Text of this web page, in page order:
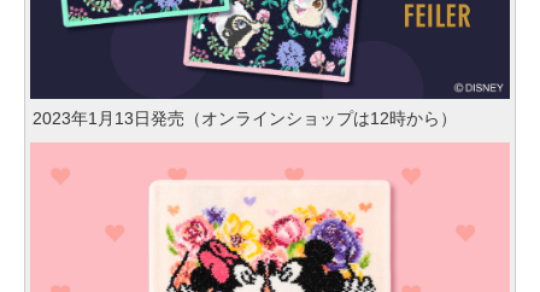
2023年1月13日発売（オンラインショップは12時から）